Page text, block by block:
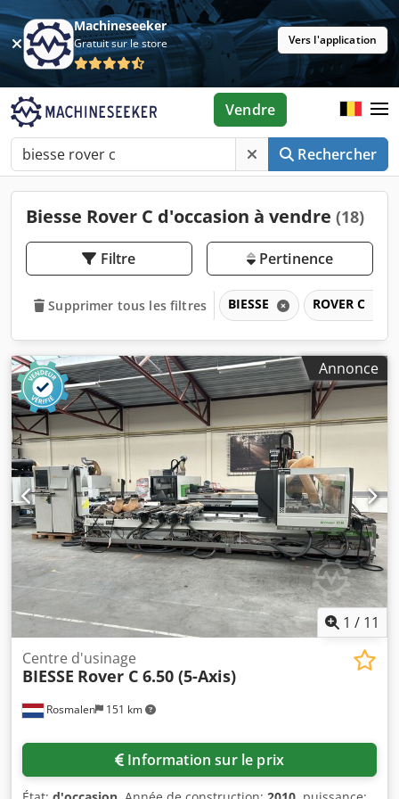
Machineseeker
Gratuit sur le store Vers l'application
Rechercher
Vendre
Biesse Rover C d'occasion à vendre (18)
Filtre Pertinence
Supprimer tous les filtres BIESSE ROVER C
Annonce
1 / 11
Rosmalen 151 km
Centre d'usinage
BIESSE Rover C 6.50 (5-Axis)
Information sur le prix